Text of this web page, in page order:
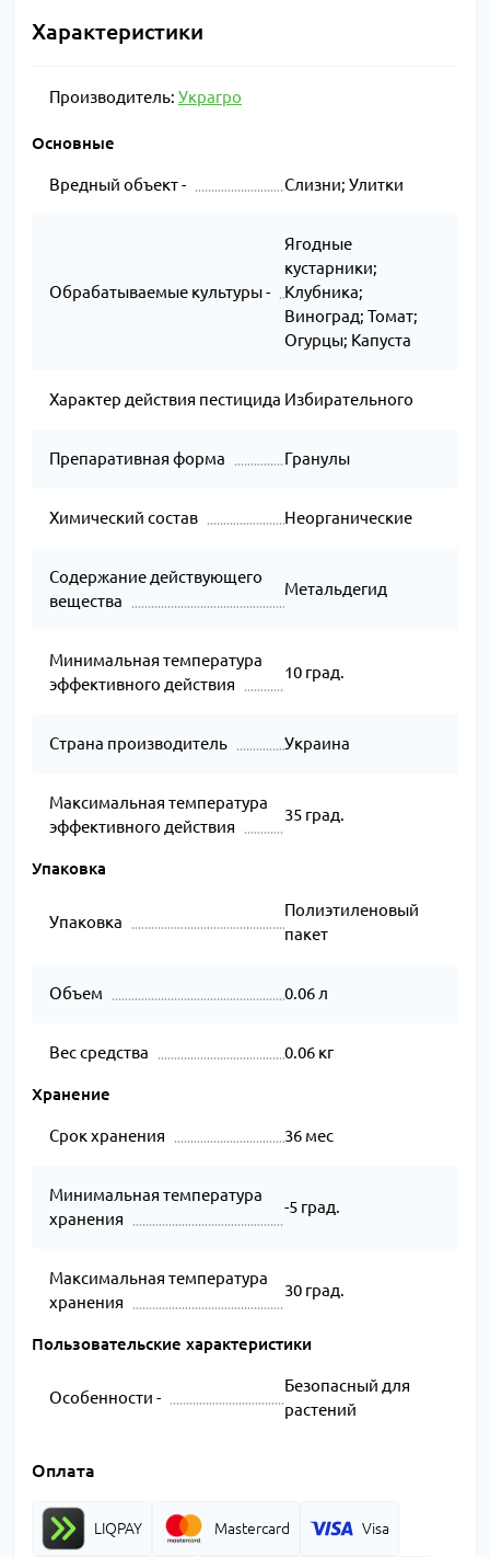
Характеристики
Производитель: Украгро
Основные
Вредный объект - Слизни; Улитки
Обрабатываемые культуры -
Ягодные
кустарники;
Клубника;
Виноград; Томат;
Огурцы; Капуста
Характер действия пестицида Избирательного
Препаративная форма Гранулы
Химический состав Неорганические
Содержание действующего
вещества
Метальдегид
Минимальная температура
эффективного действия
10 град.
Страна производитель Украина
Максимальная температура
эффективного действия
35 град.
Упаковка
Упаковка
Полиэтиленовый
пакет
Объем 0.06 л
Вес средства 0.06 кг
Хранение
Срок хранения 36 мес
Минимальная температура
хранения
-5 град.
Максимальная температура
хранения
30 град.
Пользовательские характеристики
Особенности -
Безопасный для
растений
Оплата
LIQPAY Mastercard Visa